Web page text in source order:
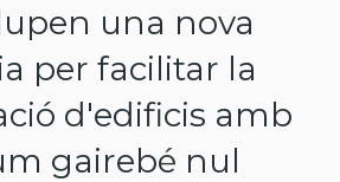
una nova
per facilitar la
d'edificis amb
gairebé nul